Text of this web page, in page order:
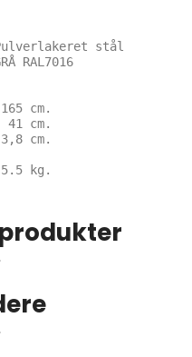
stål
cm.
cm.
cm.
kg.